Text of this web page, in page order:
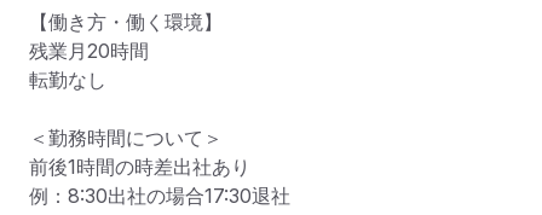
【働き方・働く環境】
残業月20時間
転勤なし
＜勤務時間について＞
前後1時間の時差出社あり
例：8:30出社の場合17:30退社